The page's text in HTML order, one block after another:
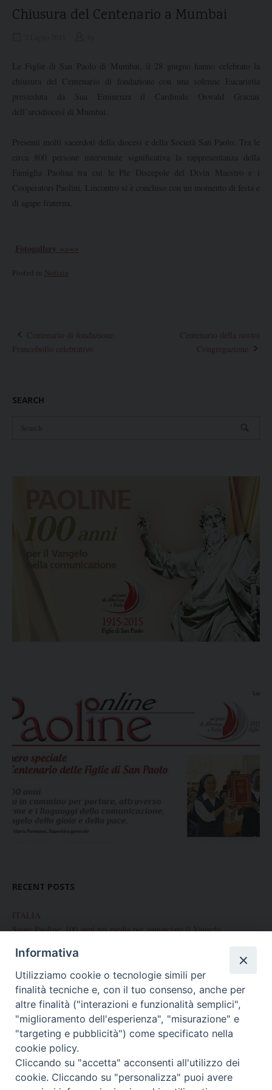
Chiusura del Centenario a Mumbai
Le Figlie di San Paolo di Mumbai, il 28 giugno hanno celebrato la
chiusura del Centenario di fondazione con una solenne Eucaristia
presieduta da Sua Eminenza il Cardinale Oswald Gracias
dell’arcidiocesi di Mumbai.
Presenti molti sacerdoti della diocesi e della Società San Paolo. Tra le
circa 800 persone intervenute significativa la rappresentanza della
Famiglia Paolina tra cui le Pie Discepole del Divin Maestro e i
Cooperatori Paolini. Lincontro si è concluso con un momento di festa e
di agape fraterna.
Fotogallery =>=>
Posted in Notizie
Post
Centenario di fondazione:
Francobollo celebrativo
Centenario della nostra
Congregazione
SEARCH
RECENT POSTS
ITALIA
Suore Paoline: 100 anni nei media per annunciare il Vangelo
Chiusura del Centenario di Fondazione delle Figlie di San Paolo
Corso internazionale di preparazione alla Professione Perpetua
Palermo: Conclusione Centenario di fondazione
Celebrazione del Centenario a Brescia
ARCHIVES
Informativa
Utilizziamo cookie o tecnologie simili per
finalità tecniche e, con il tuo consenso, anche per
altre finalità ("interazioni e funzionalità semplici",
"miglioramento dell'esperienza", "misurazione" e
"targeting e pubblicità") come specificato nella
cookie policy.
Cliccando su "accetta" acconsenti all'utilizzo dei
cookie. Cliccando su "personalizza" puoi avere